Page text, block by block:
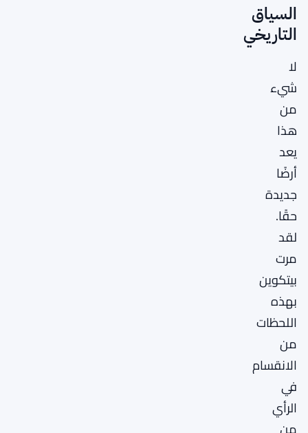
السياق
التاريخي
لا
شيء
من
هذا
يعد
أرضًا
جديدة
حقًا.
لقد
مرت
بيتكوين
بهذه
اللحظات
من
الانقسام
في
الرأي